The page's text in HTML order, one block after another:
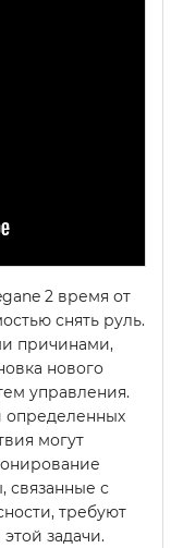
2 время от
снять руль.
причинами,
нового
управления.
определенных
могут
связанные с
требуют
задачи.